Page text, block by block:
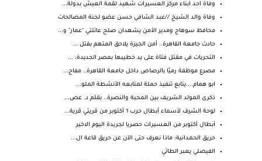
وفاة احد ابناء مركز العسيرات شهيد لقمة العيش بدولة...
وفاة والد الشيخ //عبد الشافي حسن عضو لجنة المصالحات
محافظ سوهاج ومدير الأمن يشهدان صلح عائلتي "عمار" و...
حادث جامعة القاهرة.. أمن الجيزة يلاحق المتهم بقتل ...
التحريات في مقتل فتاة على يد خطيبها بمصر الجديدة: ...
مصرع موظفة رميًا بالرصاص داخل جامعة القاهرة.. مفاج...
ابو همام....يتابع تنفيذ حملة لمتابعه الأنشطة الملو...
ذكرى المولد الشريف بين المحبة والنصرة.. بقلم د. عص...
لوحة الشرف لأسماء أبطال حرب ٦ أكتوبر من قريتي قرية...
أبطال أكتوبر من العسيرات حصريا لجريدة اليوم الاخير
حريق الحمدانية: ماذا نعرف حتى الآن عن حريق قاعة ال...
الفيصلي يعبر الطائي